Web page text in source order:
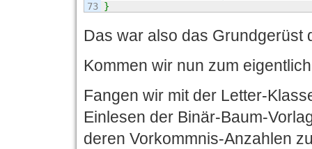
}
Das war also das Grundgerüst
Kommen wir nun zum
Fangen wir mit der Letter-
Einlesen der Binär-Baum-
deren Vorkommnis-Anzahlen